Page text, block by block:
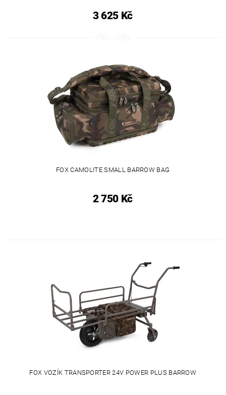
3 625 Kč
FOX CAMOLITE SMALL BARROW BAG
2 750 Kč
FOX VOZÍK TRANSPORTER 24V POWER PLUS BARROW